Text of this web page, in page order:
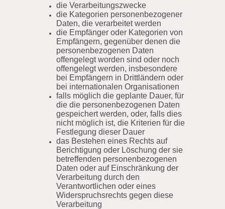
die Verarbeitungszwecke
die Kategorien personenbezogener
Daten, die verarbeitet werden
die Empfänger oder Kategorien von
Empfängern, gegenüber denen die
personenbezogenen Daten
offengelegt worden sind oder noch
offengelegt werden, insbesondere
bei Empfängern in Drittländern oder
bei internationalen Organisationen
falls möglich die geplante Dauer, für
die die personenbezogenen Daten
gespeichert werden, oder, falls dies
nicht möglich ist, die Kriterien für die
Festlegung dieser Dauer
das Bestehen eines Rechts auf
Berichtigung oder Löschung der sie
betreffenden personenbezogenen
Daten oder auf Einschränkung der
Verarbeitung durch den
Verantwortlichen oder eines
Widerspruchsrechts gegen diese
Verarbeitung